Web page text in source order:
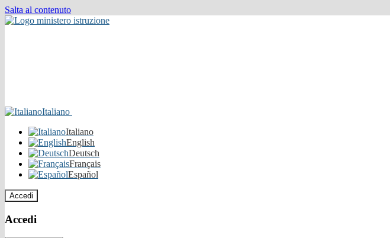
Salta al contenuto
Italiano
Italiano
English
Deutsch
Français
Español
Accedi
Accedi